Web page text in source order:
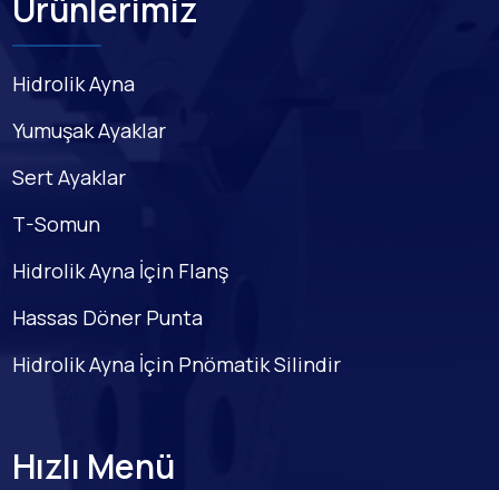
Hidrolik Ayna
Yumuşak Ayaklar
Sert Ayaklar
T-Somun
Hidrolik Ayna İçin Flanş
Hassas Döner Punta
Hidrolik Ayna İçin Pnömatik Silindir
Hızlı Menü